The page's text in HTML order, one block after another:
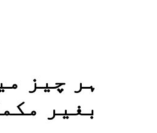
ہر چیز
بغیر